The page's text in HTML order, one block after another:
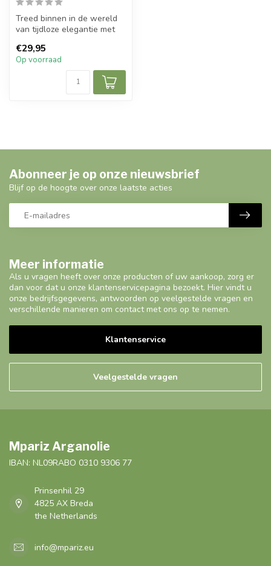
Treed binnen in de wereld
van tijdloze elegantie met
verf...
€29,95
Op voorraad
Meer informatie
Als u vragen heeft over onze producten of uw aankoop, zorg er
dan voor dat u onze klantenservicepagina bezoekt. Hier vindt u
onze bedrijfsgegevens, antwoorden op veelgestelde vragen en
verschillende manieren om contact met ons op te nemen.
Klantenservice
Veelgestelde vragen
Abonneer je op onze nieuwsbrief
Blijf op de hoogte over onze laatste acties
Mpariz Arganolie
IBAN: NL09RABO 0310 9306 77
Prinsenhil 29
4825 AX Breda
the Netherlands
info@mpariz.eu